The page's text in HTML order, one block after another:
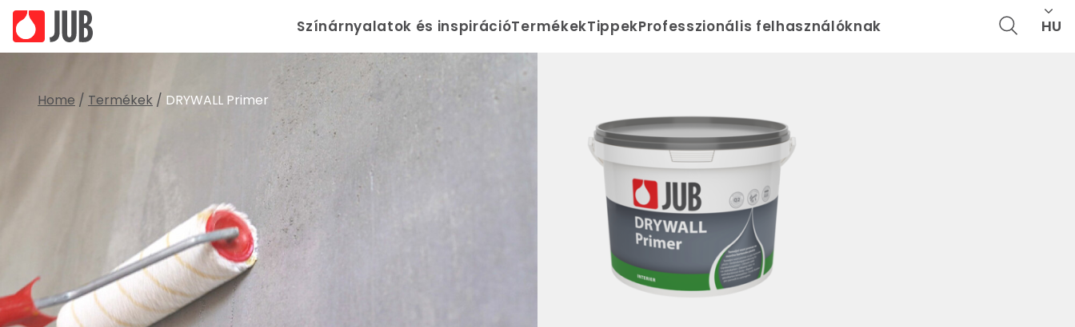
Színárnyalatok és inspirációTermékekTippekProfesszionális felhasználóknak HU
Home / Termékek / DRYWALL Primer